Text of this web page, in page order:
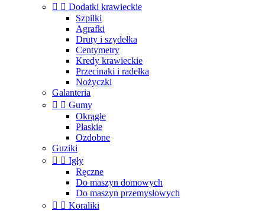
  Dodatki krawieckie
Szpilki
Agrafki
Druty i szydełka
Centymetry
Kredy krawieckie
Przecinaki i radełka
Nożyczki
Galanteria
  Gumy
Okrągłe
Płaskie
Ozdobne
Guziki
  Igły
Ręczne
Do maszyn domowych
Do maszyn przemysłowych
  Koraliki